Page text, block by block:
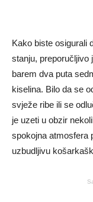
Kako biste osigurali
stanju, preporučljivo
barem dva puta
kiselina. Bilo da se
svježe ribe ili se
je uzeti u obzir
spokojna atmosfera
uzbudljivu